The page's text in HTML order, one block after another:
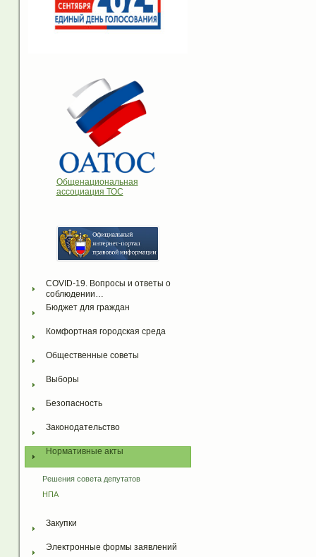
Общенациональная
ассоциация ТОС
COVID-19. Вопросы и ответы о
соблюдении…
Бюджет для граждан
Комфортная городская среда
Общественные советы
Выборы
Безопасность
Законодательство
Нормативные акты
Решения совета депутатов
НПА
Закупки
Электронные формы заявлений